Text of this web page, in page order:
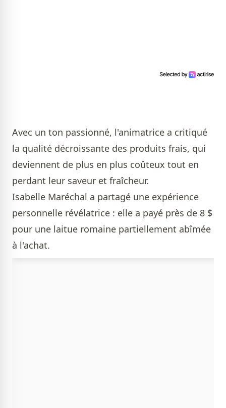
Avec un ton passionné, l'animatrice a critiqué
la qualité décroissante des produits frais, qui
deviennent de plus en plus coûteux tout en
perdant leur saveur et fraîcheur.
Isabelle Maréchal a partagé une expérience
personnelle révélatrice : elle a payé près de 8 $
pour une laitue romaine partiellement abîmée
à l'achat.